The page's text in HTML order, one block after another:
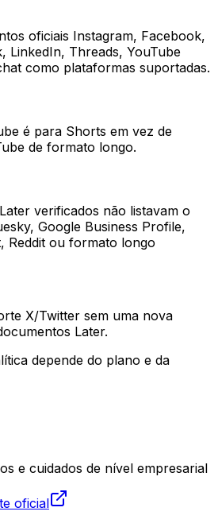
oficiais Instagram, Facebook,
LinkedIn, Threads, YouTube
como plataformas suportadas.
é para Shorts em vez de
de formato longo.
verificados não listavam o
Google Business Profile,
Reddit ou formato longo
X/Twitter sem uma nova
Later.
depende do plano e da
e cuidados de nível empresarial
oficial